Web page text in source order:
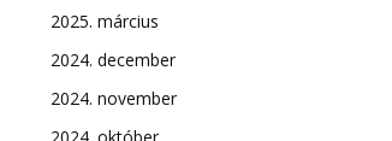
2025. március
2024. december
2024. november